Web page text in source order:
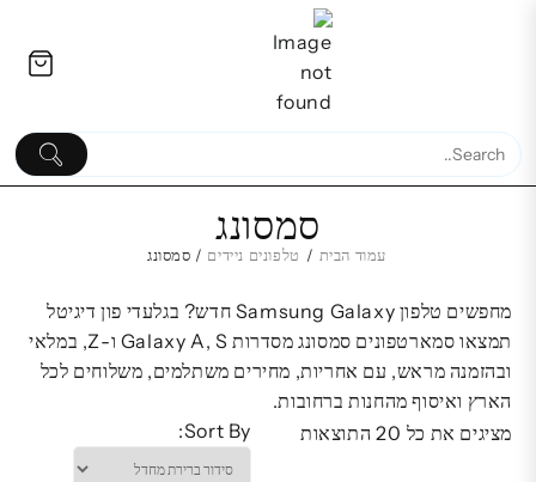
סמסונג
עמוד הבית / טלפונים ניידים / סמסונג
מחפשים טלפון Samsung Galaxy חדש? בגלעדי פון דיגיטל
תמצאו סמארטפונים סמסונג מסדרות Galaxy A, S ו-Z, במלאי
ובהזמנה מראש, עם אחריות, מחירים משתלמים, משלוחים לכל
הארץ ואיסוף מהחנות ברחובות.
מציגים את כל ⁦20⁩ התוצאות
Sort By:
אינץ' | תצוגה
האחורי ברכב